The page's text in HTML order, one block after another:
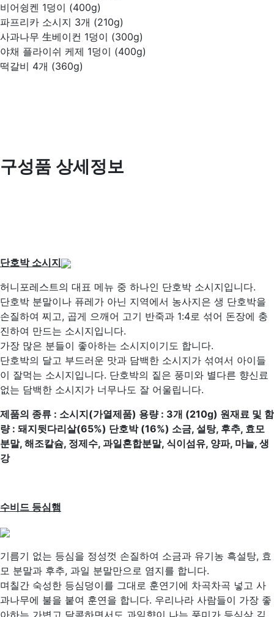
비어슁켄 1덩이 (400g)
파프리카 소시지 3개 (210g)
사과나무 生베이컨 1덩이 (300g)
야채 플라이쉬 케제 1덩이 (400g)
떡갈비 4개 (360g)
구성품 상세정보
단호박 소시지
허니포레스트의 대표 메뉴 중 하나인 단호박 소시지입니다.
단호박 분말이나 퓨레가 아닌 지역에서 농사지은 생 단호박을
손질하여 찌고, 곱게 으깨어 고기 반죽과 1:4로 섞어 돈장에 충
진하여 만드는 소시지입니다.
가장 많은 분들이 좋아하는 소시지이기도 합니다.
단호박의 달고 부드러운 맛과 담백한 소시지가 섞여서 아이들
이 잘먹는 소시지입니다. 단호박의 짙은 풍미와 별다른 향신료
없는 담백한 소시지가 너무나도 잘 어울립니다.
제품의 종류 : 소시지(가열제품) 용량 : 3개 (210g) 원재료 및 함
량 : 돼지뒷다리살(65%) 단호박 (16%) 소금, 설탕, 후추, 효모
분말, 해조칼슘, 정제수, 과일혼합분말, 식이섬유, 양파, 마늘, 생
강
수비드 등심햄
기름기 없는 등심을 정성껏 손질하여 소금과 유기농 흑설탕, 효
모 분말과 후추, 과일 분말만으로 염지를 합니다.
며칠간 숙성한 등심덩이를 그대로 훈연기에 차곡차곡 넣고 사
과나무에 불을 붙여 훈연을 합니다. 우리나라 사람들이 가장 좋
아하는 가볍고 달콤하면서도 과일향이 나는 풍미가 등심살 깊